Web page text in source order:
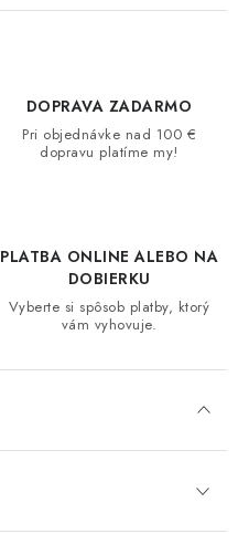
DOPRAVA ZADARMO
Pri objednávke nad 100 €
dopravu platíme my!
PLATBA ONLINE ALEBO NA
DOBIERKU
Vyberte si spôsob platby, ktorý
vám vyhovuje.